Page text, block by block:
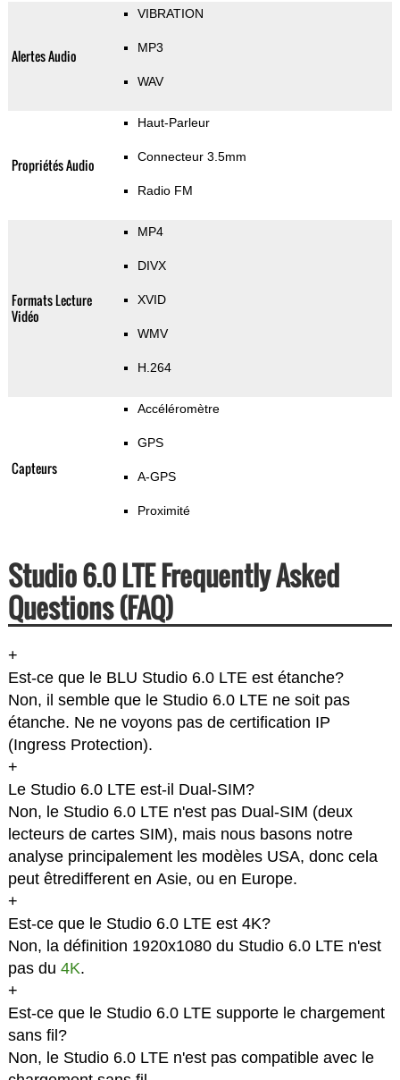
Alertes Audio
VIBRATION
MP3
WAV
Propriétés Audio
Haut-Parleur
Connecteur 3.5mm
Radio FM
Formats Lecture
Vidéo
MP4
DIVX
XVID
WMV
H.264
Capteurs
Accéléromètre
GPS
A-GPS
Proximité
Studio 6.0 LTE Frequently Asked
Questions (FAQ)
+
Est-ce que le BLU Studio 6.0 LTE est étanche?
Non, il semble que le Studio 6.0 LTE ne soit pas
étanche. Ne ne voyons pas de certification IP
(Ingress Protection).
+
Le Studio 6.0 LTE est-il Dual-SIM?
Non, le Studio 6.0 LTE n'est pas Dual-SIM (deux
lecteurs de cartes SIM), mais nous basons notre
analyse principalement les modèles USA, donc cela
peut êtredifferent en Asie, ou en Europe.
+
Est-ce que le Studio 6.0 LTE est 4K?
Non, la définition 1920x1080 du Studio 6.0 LTE n'est
pas du 4K.
+
Est-ce que le Studio 6.0 LTE supporte le chargement
sans fil?
Non, le Studio 6.0 LTE n'est pas compatible avec le